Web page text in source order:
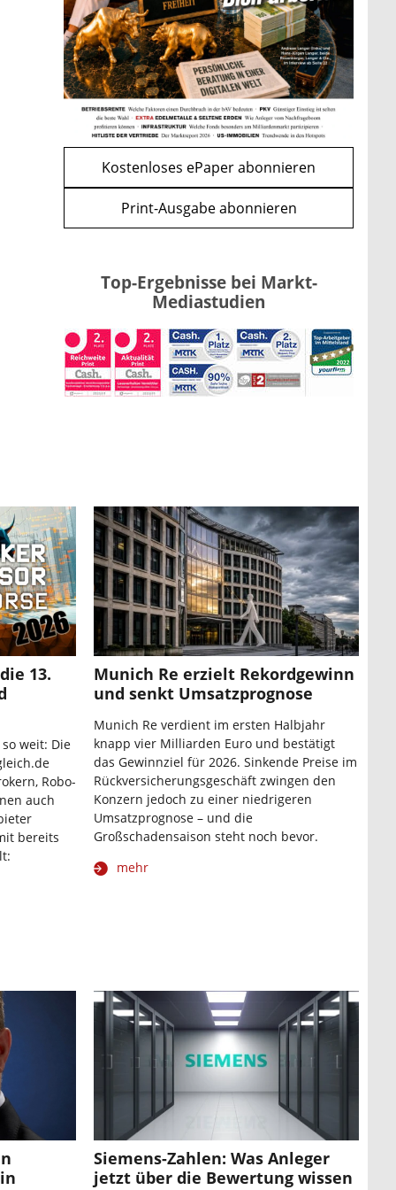
WEITERE ARTIKEL
zurückweiter
Vermieter-Zutritt: Wann
Mieter die Wohnung öffnen
müssen
mehr
Kostenloses ePaper abonnieren
Print-Ausgabe abonnieren
Top-Ergebnisse bei Markt-
Mediastudien
13.
weit: Die
Robo-
auch
bereits
Munich Re erzielt Rekordgewinn
und senkt Umsatzprognose
Munich Re verdient im ersten Halbjahr
knapp vier Milliarden Euro und bestätigt
das Gewinnziel für 2026. Sinkende Preise im
Rückversicherungsgeschäft zwingen den
Konzern jedoch zu einer niedrigeren
Umsatzprognose – und die
Großschadensaison steht noch bevor.
mehr
Siemens-Zahlen: Was Anleger
jetzt über die Bewertung wissen